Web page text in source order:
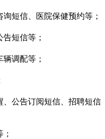
短信、医院保健预约等；
短信等；
调配等；
公告订阅短信、招聘短信